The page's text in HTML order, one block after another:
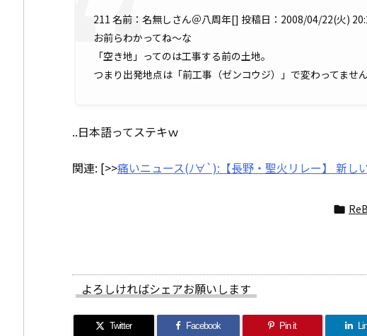
211 名前：名無しさん＠八周年[] 投稿日：2008/04/22(火)
お前らわかってね～な
「空き地」ってのは工事する前の土地。
つまり出発地点は「前工事（ゼンコウジ）」で変わってませ
..日本語ってステキｗ
関連: [>>痛いニュース(ﾉ∀`):【長野・聖火リレー】 新し

よろしければシェアお願いします
Twitter Facebook Pin it